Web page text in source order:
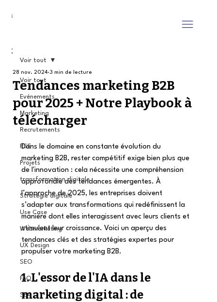
Voir tout
Evénements
Marketing
Recrutements
RSE
Projets
transformation digitale
Stratégie digitale
Use Case
Webmarketing
UX Design
SEO
FAQ
SEA
Voir tout
Tendances marketing B2B
pour 2025 + Notre Playbook à
télécharger
28 nov. 2024 3 min de lecture
Dans le domaine en constante évolution du
marketing B2B, rester compétitif exige bien plus que
de l'innovation : cela nécessite une compréhension
approfondie des tendances émergentes. À
l’approche de 2025, les entreprises doivent
s’adapter aux transformations qui redéfinissent la
manière dont elles interagissent avec leurs clients et
stimulent leur croissance. Voici un aperçu des
tendances clés et des stratégies expertes pour
propulser votre marketing B2B.
1. L'essor de l'IA dans le
marketing digital : de